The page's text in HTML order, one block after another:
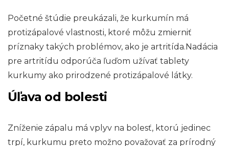
Početné štúdie preukázali, že kurkumín má
protizápalové vlastnosti, ktoré môžu zmierniť
príznaky takých problémov, ako je artritída.Nadácia
pre artritídu odporúča ľuďom užívať tablety
kurkumy ako prirodzené protizápalové látky.
Úľava od bolesti
Zníženie zápalu má vplyv na bolesť, ktorú jedinec
trpí, kurkumu preto možno považovať za prírodný